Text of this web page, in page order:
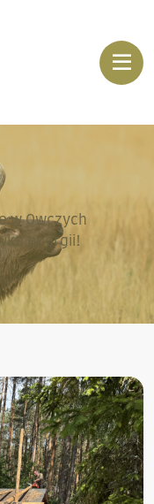
w Owczych
energii!